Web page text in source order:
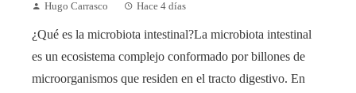
Hugo Carrasco Hace 4 días
¿Qué es la microbiota intestinal?La microbiota intestinal
es un ecosistema complejo conformado por billones de
microorganismos que residen en el tracto digestivo. En